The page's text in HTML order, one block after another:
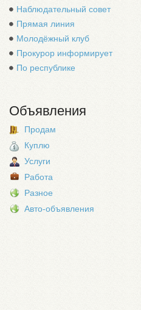
Наблюдательный совет
Прямая линия
Молодёжный клуб
Прокурор информирует
По республике
Объявления
Продам
Куплю
Услуги
Работа
Разное
Авто-объявления